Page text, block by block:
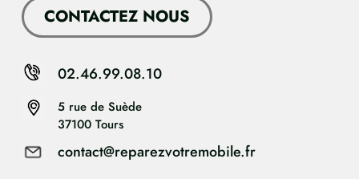
CONTACTEZ NOUS
5 rue de Suède
37100 Tours
contact@reparezvotremobile.fr
02.46.99.08.10